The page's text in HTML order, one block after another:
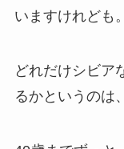
いますけれども。
どれだけシビア
るかというのは